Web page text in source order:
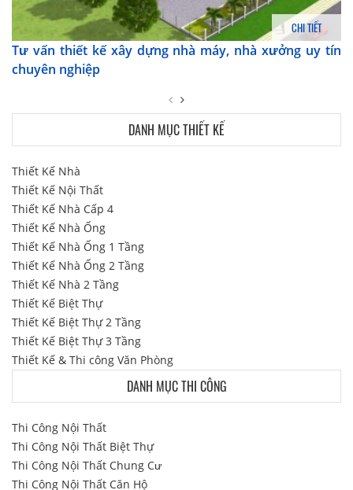
CHI TIẾT
Tư vấn thiết kế xây dựng nhà máy, nhà xưởng uy tín
chuyên nghiệp
DANH MỤC THIẾT KẾ
Thiết Kế Nhà
Thiết Kế Nội Thất
Thiết Kế Nhà Cấp 4
Thiết Kế Nhà Ống
Thiết Kế Nhà Ống 1 Tầng
Thiết Kế Nhà Ống 2 Tầng
Thiết Kế Nhà 2 Tầng
Thiết Kế Biệt Thự
Thiết Kế Biệt Thự 2 Tầng
Thiết Kế Biệt Thự 3 Tầng
Thiết Kế & Thi công Văn Phòng
DANH MỤC THI CÔNG
Thi Công Nội Thất
Thi Công Nội Thất Biệt Thự
Thi Công Nội Thất Chung Cư
Thi Công Nội Thất Căn Hộ